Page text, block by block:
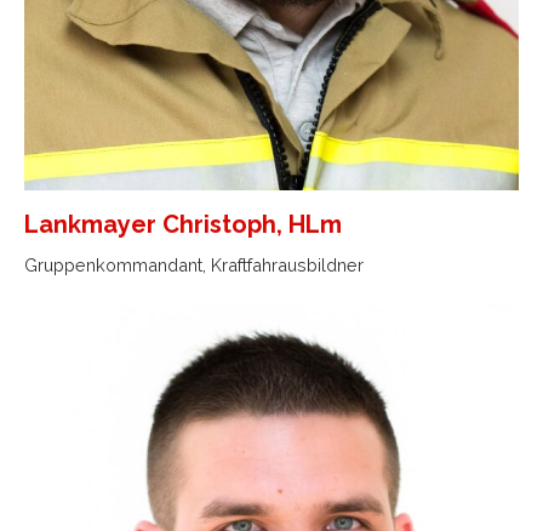
Lankmayer Christoph, HLm
Gruppenkommandant, Kraftfahrausbildner